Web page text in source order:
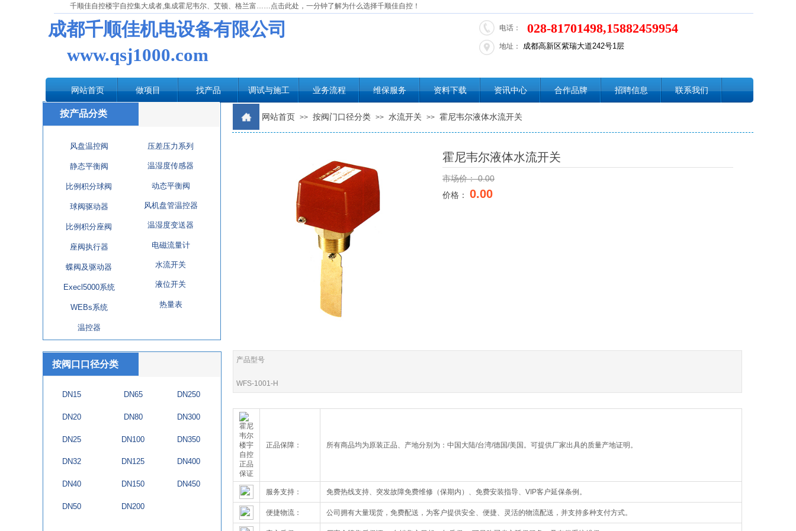
电话：
网站首页 做项目 找产品 调试与施工 业务流程 维保服务 资料下载 资讯中心 合作品牌 招聘信息 联系我们
成都高新区紫瑞大道242号1层
028-81701498,15882459954
地址：
千顺佳自控楼宇自控集大成者,集成霍尼韦尔、艾顿、格兰富……点击此处，一分钟了解为什么选择千顺佳自控！
成都千顺佳机电设备有限公司
www.qsj1000.com
按产品分类 网站首页 >> 按阀门口径分类 >> 水流开关 >> 霍尼韦尔液体水流开关
压差压力系列
温湿度传感器
动态平衡阀
风机盘管温控器
温湿度变送器
电磁流量计
水流开关
液位开关
热量表
风盘温控阀
静态平衡阀
比例积分球阀
球阀驱动器
比例积分座阀
座阀执行器
蝶阀及驱动器
Execl5000系统
WEBs系统
温控器
霍尼韦尔液体水流开关
市场价：0.00
价格： 0.00
产品型号
WFS-1001-H
正品保障： 所有商品均为原装正品、产地分别为：中国大陆/台湾/德国/美国。可提供厂家出具的质量产地证明。
服务支持： 免费热线支持、突发故障免费维修（保期内）、免费安装指导、VIP客户延保条例。
便捷物流： 公司拥有大量现货，免费配送，为客户提供安全、便捷、灵活的物流配送，并支持多种支付方式。
按阀口口径分类
DN65
DN80
DN100
DN125
DN150
DN200
DN15
DN20
DN25
DN32
DN40
DN50
DN250
DN300
DN350
DN400
DN450